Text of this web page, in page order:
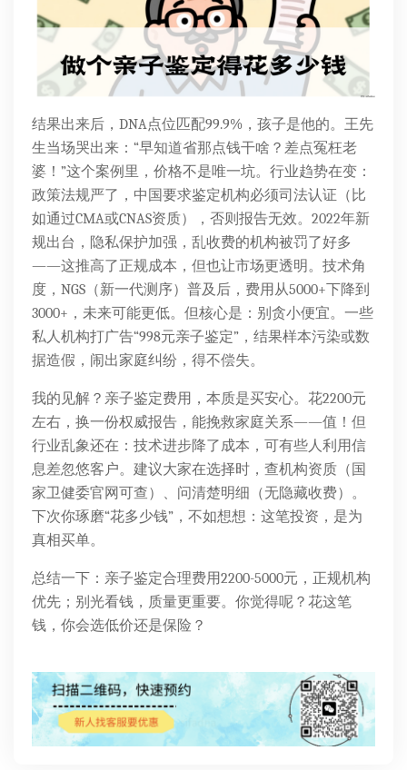
结果出来后，DNA点位匹配99.9%，孩子是他的。王先
生当场哭出来：“早知道省那点钱干啥？差点冤枉老
婆！”这个案例里，价格不是唯一坑。行业趋势在变：
政策法规严了，中国要求鉴定机构必须司法认证（比
如通过CMA或CNAS资质），否则报告无效。2022年新
规出台，隐私保护加强，乱收费的机构被罚了好多
——这推高了正规成本，但也让市场更透明。技术角
度，NGS（新一代测序）普及后，费用从5000+下降到
3000+，未来可能更低。但核心是：别贪小便宜。一些
私人机构打广告“998元亲子鉴定”，结果样本污染或数
据造假，闹出家庭纠纷，得不偿失。
我的见解？亲子鉴定费用，本质是买安心。花2200元
左右，换一份权威报告，能挽救家庭关系——值！但
行业乱象还在：技术进步降了成本，可有些人利用信
息差忽悠客户。建议大家在选择时，查机构资质（国
家卫健委官网可查）、问清楚明细（无隐藏收费）。
下次你琢磨“花多少钱”，不如想想：这笔投资，是为
真相买单。
总结一下：亲子鉴定合理费用2200-5000元，正规机构
优先；别光看钱，质量更重要。你觉得呢？花这笔
钱，你会选低价还是保险？